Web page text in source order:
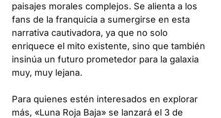
paisajes morales complejos. Se alienta a los
fans de la franquicia a sumergirse en esta
narrativa cautivadora, ya que no solo
enriquece el mito existente, sino que también
insinúa un futuro prometedor para la galaxia
muy, muy lejana.
Para quienes estén interesados en explorar
más, «Luna Roja Baja» se lanzará el 3 de